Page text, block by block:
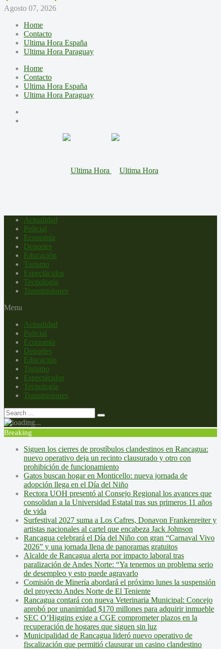
Agosto 07, 2026
Home
Contacto
Ultima Hora España
Ultima Hora Paraguay
Home
Contacto
Ultima Hora España
Ultima Hora Paraguay
Actualidad
Policial
Economía
Deportes
Educación
Turismo
Espectáculos
Tecnología
Transmisiones
Menu
Actualidad
Policial
Economía
Deportes
Educación
Turismo
Espectáculos
Tecnología
Transmisiones
Breaking
Siguen los cierres de prostíbulos clandestinos en Rancagua:
nuevo operativo deja un recinto clausurado y otro con
prohibición de funcionamiento
Gatos buscan hogar en Monticello: nueva jornada de
adopción llega en el Día del Niño
Rectora UOH presentó al Consejo Regional los avances que
consolidan a la Universidad Estatal tras sus primeros 11 años
de vida
Surfestival 2027 suma a Los Cafres, Donavon Frankenreiter y
artistas nacionales al cartel que encabeza Jack Johnson
Rancagua celebrará el Día del Niño con gran “Carnaval Vivo
2026” y una jornada llena de panoramas gratuitos
Alcalde de Rancagua alerta por impacto laboral tras
paralización de Andes Norte: “Ya tenemos un problema serio
de desempleo y esto puede agravarlo
Comisión de Minería abordará el próximo lunes la suspensión
del proyecto Andes Norte de El Teniente
Rancagua contará con nueva Veterinaria Municipal: Concejo
aprobó por unanimidad $170 millones para adquirir inmueble
SEC O’Higgins exige a CGE comprometer plazos en la
recuperación de hogares que siguen sin luz
Municipalidad de Rancagua lideró nuevo operativo de
fiscalización que permitió clausurar un casino clandestino